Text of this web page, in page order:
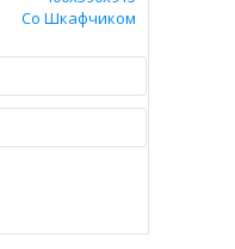
Со Шкафчиком